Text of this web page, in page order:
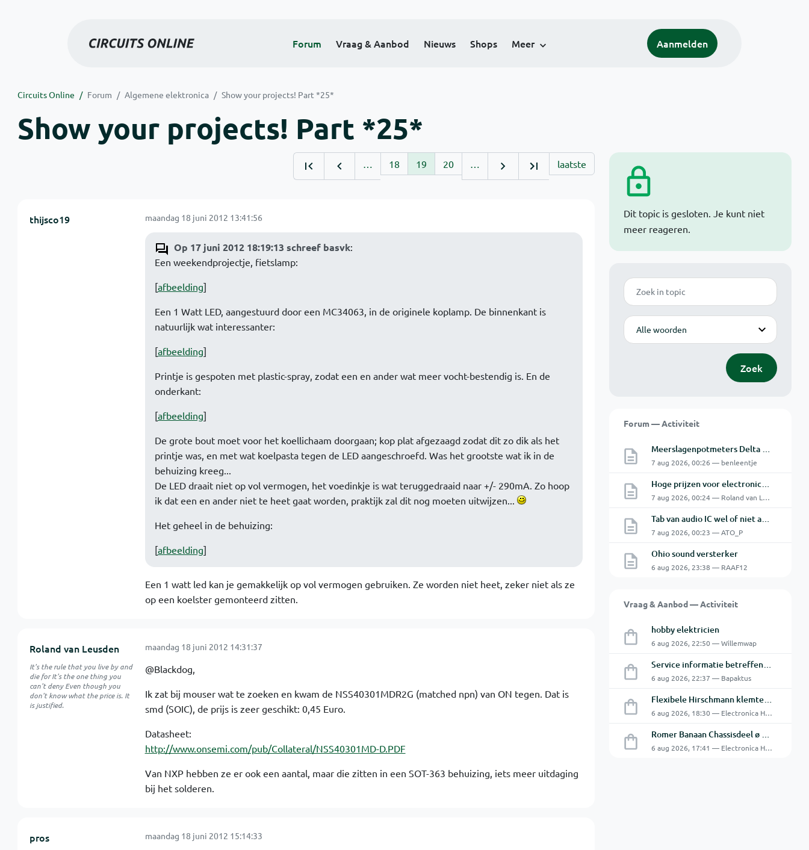
Forum Vraag & Aanbod Nieuws Shops Meer Aanmelden
Circuits Online Forum Algemene elektronica Show your projects! Part *25*
Show your projects! Part *25*
Dit topic is gesloten. Je kunt niet
meer reageren.
Zoek
Modus
Zoek
Forum — Activiteit
Meerslagenpotmeters Delta SM45-70D
7 aug 2026, 00:26 — benleentje
Hoge prijzen voor electronica hobbyisten
7 aug 2026, 00:24 — Roland van Leusden
Tab van audio IC wel of niet aan de GND.
7 aug 2026, 00:23 — ATO_P
Ohio sound versterker
6 aug 2026, 23:38 — RAAF12
Vraag & Aanbod — Activiteit
hobby elektricien
6 aug 2026, 22:50 — Willemwap
Service informatie betreffende een GFC-8010 van GW
6 aug 2026, 22:37 — Bapaktus
Flexibele Hirschmann klemtestpen met tweedelige klem.
6 aug 2026, 18:30 — Electronica Hobbyist
Romer Banaan Chassisdeel ø 4 mm 16Amp
6 aug 2026, 17:41 — Electronica Hobbyist
… 18 19 20 … laatste
thijsco19 maandag 18 juni 2012 13:41:56
Op 17 juni 2012 18:19:13 schreef basvk:
Een weekendprojectje, fietslamp:
[afbeelding]
Een 1 Watt LED, aangestuurd door een MC34063, in de originele koplamp. De binnenkant is
natuurlijk wat interessanter:
[afbeelding]
Printje is gespoten met plastic-spray, zodat een en ander wat meer vocht-bestendig is. En de
onderkant:
[afbeelding]
De grote bout moet voor het koellichaam doorgaan; kop plat afgezaagd zodat dit zo dik als het
printje was, en met wat koelpasta tegen de LED aangeschroefd. Was het grootste wat ik in de
behuizing kreeg...
De LED draait niet op vol vermogen, het voedinkje is wat teruggedraaid naar +/- 290mA. Zo hoop
ik dat een en ander niet te heet gaat worden, praktijk zal dit nog moeten uitwijzen...
Het geheel in de behuizing:
[afbeelding]
Een 1 watt led kan je gemakkelijk op vol vermogen gebruiken. Ze worden niet heet, zeker niet als ze
op een koelster gemonteerd zitten.
Roland van Leusden
It's the rule that you live by and
die for It's the one thing you
can't deny Even though you
don't know what the price is. It
is justified.
maandag 18 juni 2012 14:31:37
@Blackdog,
Ik zat bij mouser wat te zoeken en kwam de NSS40301MDR2G (matched npn) van ON tegen. Dat is
smd (SOIC), de prijs is zeer geschikt: 0,45 Euro.
Datasheet:
http://www.onsemi.com/pub/Collateral/NSS40301MD-D.PDF
Van NXP hebben ze er ook een aantal, maar die zitten in een SOT-363 behuizing, iets meer uitdaging
bij het solderen.
pros maandag 18 juni 2012 15:14:33